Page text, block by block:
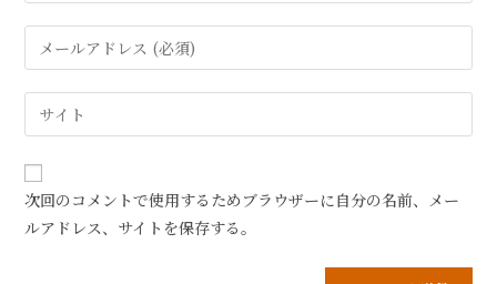
次回のコメントで使用するためブラウザーに自分の名前、メー
ルアドレス、サイトを保存する。